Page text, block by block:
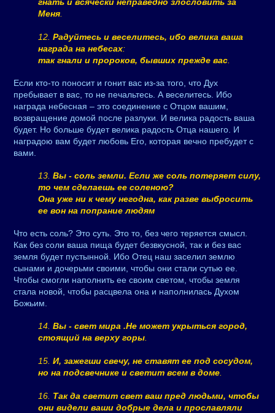
Меня
12. Радуйтесь и веселитесь, ибо велика ваша
награда на небесах:
так гнали и пророков, бывших прежде вас
Если кто-то поносит и гонит вас из-за того, что Дух
пребывает в вас, то не печальтесь. А веселитесь. Ибо
награда небесная – это соединение с Отцом вашим,
возвращение домой после разлуки. И велика радость ваша
будет. Но больше будет велика радость Отца нашего. И
наградою вам будет любовь Его, которая вечно пребудет с
вами.
13. Вы - соль земли. Если же соль потеряет силу,
то чем сделаешь ее соленою?
Она уже ни к чему негодна, как разве выбросить
ее вон на попрание людям
Что есть соль? Это суть. Это то, без чего теряется смысл.
Как без соли ваша пища будет безвкусной, так и без вас
земля будет пустынной. Ибо Отец наш заселил землю
сынами и дочерьми своими, чтобы они стали сутью ее.
Чтобы смогли наполнить ее своим светом, чтобы земля
стала новой, чтобы расцвела она и наполнилась Духом
Божьим.
14. Вы - свет мира .Не может укрыться город,
стоящий на верху горы
15. И, зажегши свечу, не ставят ее под сосудом,
но на подсвечнике и светит всем в доме
16. Так да светит свет ваш пред людьми, чтобы
они видели ваши добрые дела и прославляли